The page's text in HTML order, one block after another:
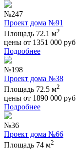
№247
Проект дома №91
Площадь 72.1 м2
цены от 1351 000 руб
Подробнее
№198
Проект дома №38
Площадь 72.5 м2
цены от 1890 000 руб
Подробнее
№36
Проект дома №66
Площадь 74 м2